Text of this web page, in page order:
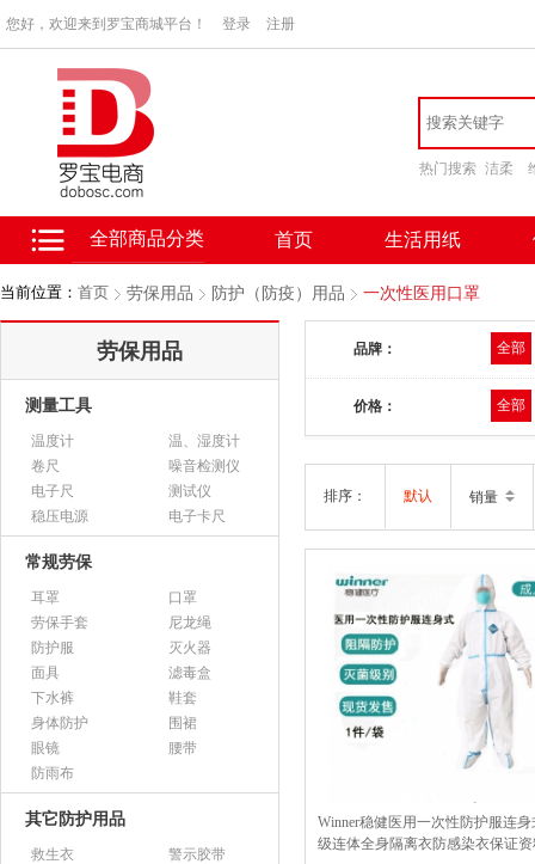
您好，欢迎来到罗宝商城平台！ 登录 注册
热门搜索 洁柔
全部商品分类 首页 生活用纸
当前位置： 首页 劳保用品 防护（防疫）用品 一次性医用口罩
劳保用品
测量工具
温度计
温、湿度计
卷尺
噪音检测仪
电子尺
测试仪
稳压电源
电子卡尺
常规劳保
耳罩
口罩
劳保手套
尼龙绳
防护服
灭火器
面具
滤毒盒
下水裤
鞋套
身体防护
围裙
眼镜
腰带
防雨布
其它防护用品
救生衣
警示胶带
品牌： 全部
价格： 全部
排序： 默认 销量
Winner稳健医用一次性防护服连
级连体全身隔离衣防感染衣保证